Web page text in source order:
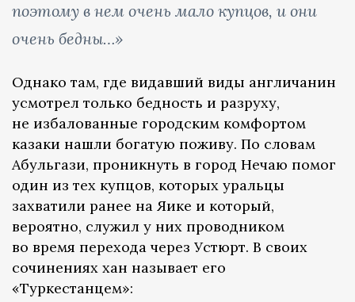
поэтому в нем очень мало купцов, и они
очень бедны…»
Однако там, где видавший виды англичанин
усмотрел только бедность и разруху,
не избалованные городским комфортом
казаки нашли богатую поживу. По словам
Абульгази, проникнуть в город Нечаю помог
один из тех купцов, которых уральцы
захватили ранее на Яике и который,
вероятно, служил у них проводником
во время перехода через Устюрт. В своих
сочинениях хан называет его
«Туркестанцем»: